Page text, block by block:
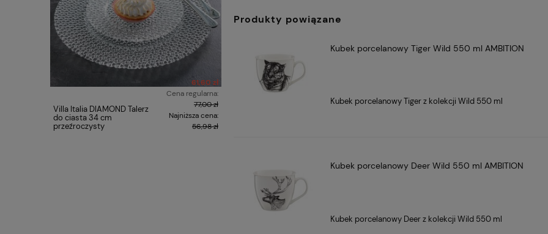
Villa Italia DIAMOND Talerz
do ciasta 34 cm
przeźroczysty
61,60 zł
Cena regularna:
77,00 zł
Najniższa cena:
56,98 zł
1 263,00 zł
Villa Italia dzbanek
Produkty powiązane
Kubek porcelanowy Tiger Wild 550 ml AMBITION
Kubek porcelanowy Tiger z kolekcji Wild 550 ml
Kubek porcelanowy Deer Wild 550 ml AMBITION
Kubek porcelanowy Deer z kolekcji Wild 550 ml